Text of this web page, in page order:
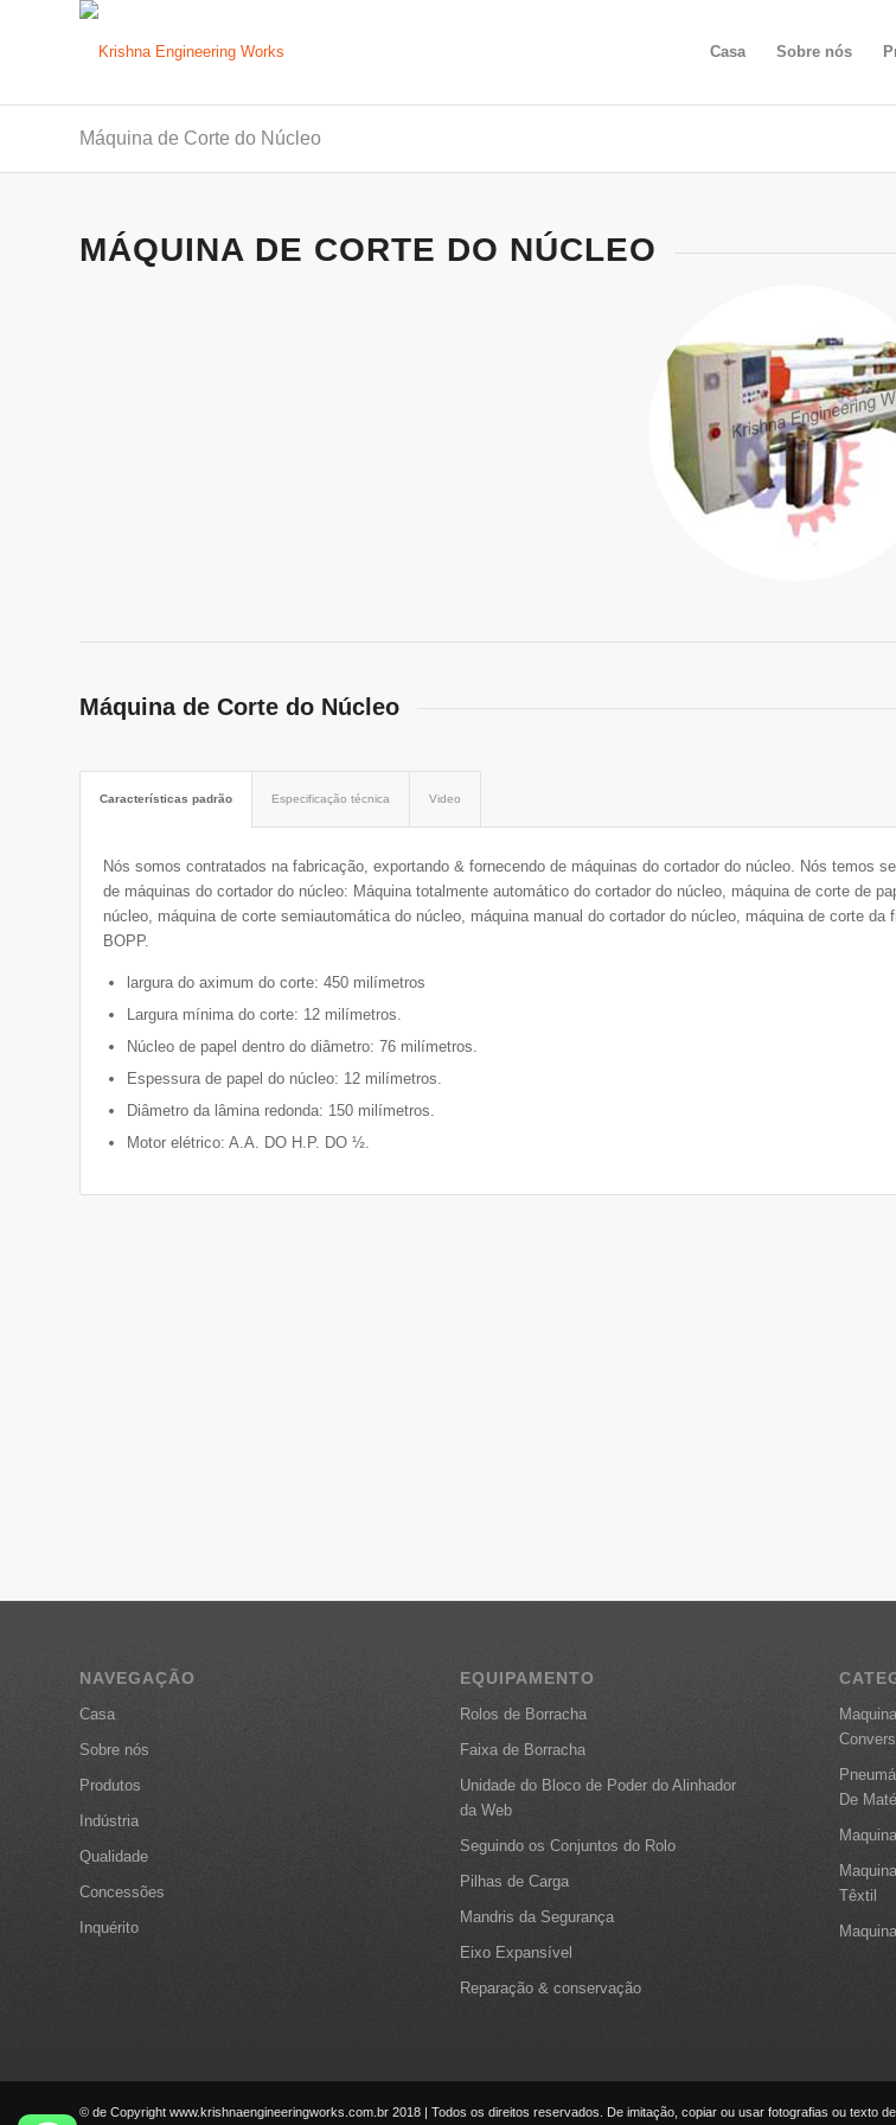
Casa Sobre nós
Máquina de Corte do Núcleo
MÁQUINA DE CORTE DO NÚCLEO
Máquina de Corte do Núcleo
Características padrão Especificação técnica Video
Nós somos contratados na fabricação, exportando & fornecendo de máquinas do cortador do núcleo. Nós temos
de máquinas do cortador do núcleo: Máquina totalmente automático do cortador do núcleo, máquina de corte de
núcleo, máquina de corte semiautomática do núcleo, máquina manual do cortador do núcleo, máquina de corte da
BOPP.
largura do aximum do corte: 450 milímetros
Largura mínima do corte: 12 milímetros.
Núcleo de papel dentro do diâmetro: 76 milímetros.
Espessura de papel do núcleo: 12 milímetros.
Diâmetro da lâmina redonda: 150 milímetros.
Motor elétrico: A.A. DO H.P. DO ½.
NAVEGAÇÃO
Casa
Sobre nós
Produtos
Indústria
Qualidade
Concessões
Inquérito
EQUIPAMENTO
Rolos de Borracha
Faixa de Borracha
Unidade do Bloco de Poder do Alinhador
da Web
Seguindo os Conjuntos do Rolo
Pilhas de Carga
Mandris da Segurança
Eixo Expansível
Reparação & conservação
De
Têxtil
© de Copyright www.krishnaengineeringworks.com.br 2018 | Todos os direitos reservados. De imitação, copiar ou usar fotografias ou texto